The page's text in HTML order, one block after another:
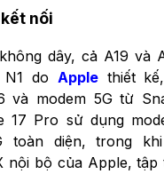
nối
dây, cả A19 và
N1 do Applethiết kế,
và modem 5G từ
17 Pro sử dụng
toàn diện, trong
nội bộ của Apple,